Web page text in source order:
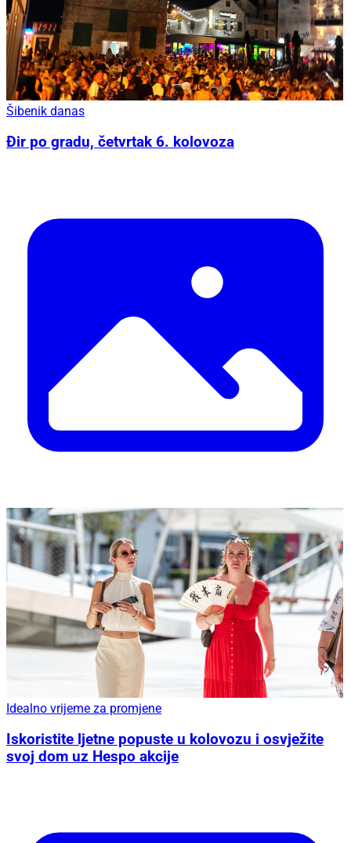
Šibenik danas
Đir po gradu, četvrtak 6. kolovoza
Idealno vrijeme za promjene
Iskoristite ljetne popuste u kolovozu i osvježite
svoj dom uz Hespo akcije